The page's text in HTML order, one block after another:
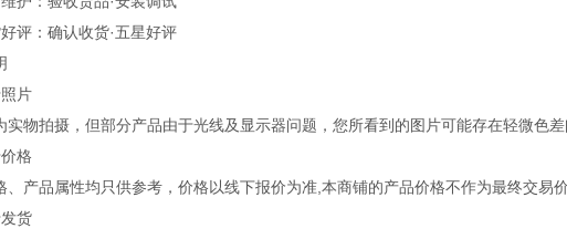
评：确认收货·五星好评
片
实物拍摄，但部分产品由于光线及显示器问题，您所看到的图片可能存在轻微色
格
、产品属性均只供参考，价格以线下报价为准,本商铺的产品价格不作为最终交易
货